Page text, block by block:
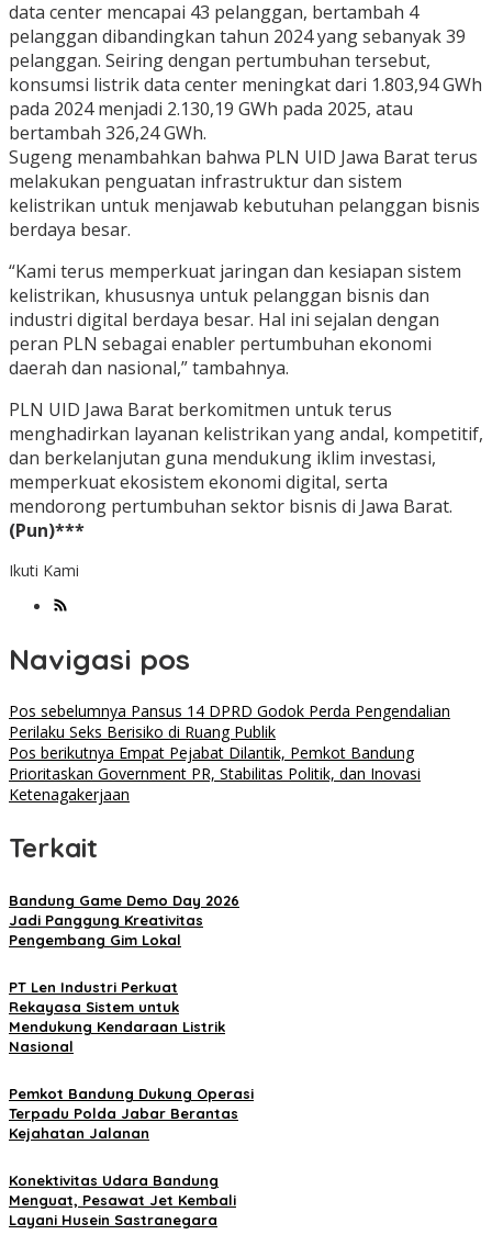
data center mencapai 43 pelanggan, bertambah 4
pelanggan dibandingkan tahun 2024 yang sebanyak 39
pelanggan. Seiring dengan pertumbuhan tersebut,
konsumsi listrik data center meningkat dari 1.803,94 GWh
pada 2024 menjadi 2.130,19 GWh pada 2025, atau
bertambah 326,24 GWh.
Sugeng menambahkan bahwa PLN UID Jawa Barat terus
melakukan penguatan infrastruktur dan sistem
kelistrikan untuk menjawab kebutuhan pelanggan bisnis
berdaya besar.
“Kami terus memperkuat jaringan dan kesiapan sistem
kelistrikan, khususnya untuk pelanggan bisnis dan
industri digital berdaya besar. Hal ini sejalan dengan
peran PLN sebagai enabler pertumbuhan ekonomi
daerah dan nasional,” tambahnya.
PLN UID Jawa Barat berkomitmen untuk terus
menghadirkan layanan kelistrikan yang andal, kompetitif,
dan berkelanjutan guna mendukung iklim investasi,
memperkuat ekosistem ekonomi digital, serta
mendorong pertumbuhan sektor bisnis di Jawa Barat.
(Pun)***
Ikuti Kami
Navigasi pos
Pos sebelumnya Pansus 14 DPRD Godok Perda Pengendalian
Perilaku Seks Berisiko di Ruang Publik
Pos berikutnya Empat Pejabat Dilantik, Pemkot Bandung
Prioritaskan Government PR, Stabilitas Politik, dan Inovasi
Ketenagakerjaan
Terkait
Bandung Game Demo Day 2026
Jadi Panggung Kreativitas
Pengembang Gim Lokal
PT Len Industri Perkuat
Rekayasa Sistem untuk
Mendukung Kendaraan Listrik
Nasional
Pemkot Bandung Dukung Operasi
Terpadu Polda Jabar Berantas
Kejahatan Jalanan
Konektivitas Udara Bandung
Menguat, Pesawat Jet Kembali
Layani Husein Sastranegara